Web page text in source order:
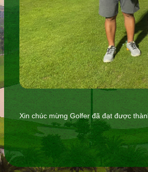
Xin chúc mừng Golfer đã đạt được